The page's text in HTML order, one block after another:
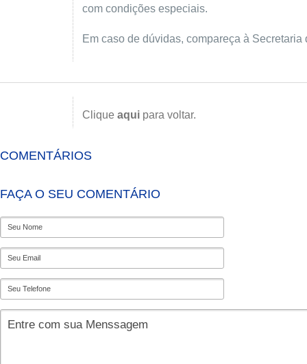
com condições especiais.
Em caso de dúvidas, compareça à Secretaria
Clique aqui para voltar.
COMENTÁRIOS
FAÇA O SEU COMENTÁRIO